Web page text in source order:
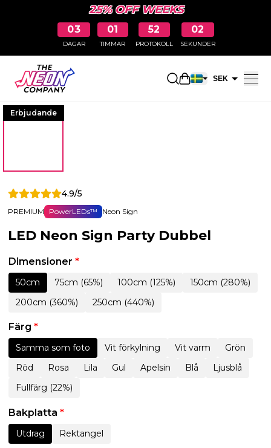
25% OFF WEEKS
03
DAGAR
01
TIMMAR
52
PROTOKOLL
01
SEKUNDER
ÖppnaSEK
Erbjudande
4.9/5
PREMIUM PowerLEDs™ Neon Sign
LED Neon Sign Party Dubbel
Dimensioner *
50cm 75cm (65%) 100cm (125%)
150cm (280%)
200cm (360%)
250cm (440%)
Färg *
Samma som foto Vit förkylning Vit varm
Grön
Röd
Rosa Lila Gul Apelsin Blå
Ljusblå
Fullfärg (22%)
Bakplatta *
Utdrag Rektangel